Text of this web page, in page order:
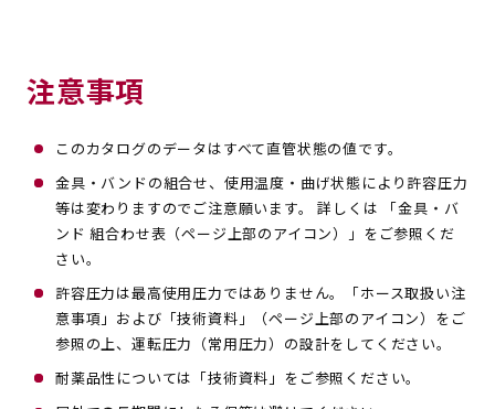
注意事項
このカタログのデータはすべて直管状態の値です。
金具・バンドの組合せ、使用温度・曲げ状態により許容圧力
等は変わりますのでご注意願います。 詳しくは 「金具・バ
ンド 組合わせ表（ページ上部のアイコン）」をご参照くだ
さい。
許容圧力は最高使用圧力ではありません。「ホース取扱い注
意事項」および「技術資料」（ページ上部のアイコン）をご
参照の上、運転圧力（常用圧力）の設計をしてください。
耐薬品性については「技術資料」をご参照ください。